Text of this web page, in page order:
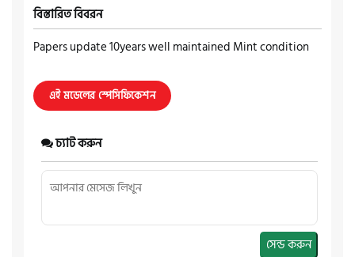
বিস্তারিত বিবরন
Papers update 10years well maintained Mint condition
এই মডেলের স্পেসিফিকেশন
চ্যাট করুন
সেন্ড করুন